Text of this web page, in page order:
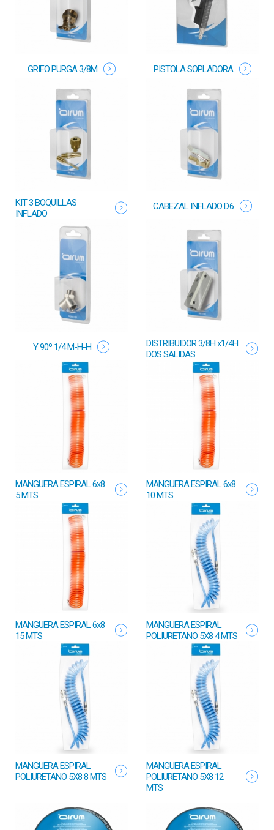
GRIFO PURGA 3/8M PISTOLA SOPLADORA
KIT 3 BOQUILLAS
INFLADO
CABEZAL INFLADO D.6
Y 90º 1/4 M-H-H
DISTRIBUIDOR 3/8H x1/4H
DOS SALIDAS
MANGUERA ESPIRAL 6x8
5 MTS
MANGUERA ESPIRAL 6x8
10 MTS
MANGUERA ESPIRAL 6x8
15 MTS
MANGUERA ESPIRAL
POLIURETANO 5X8 4 MTS
MANGUERA ESPIRAL
POLIURETANO 5X8 8 MTS
MANGUERA ESPIRAL
POLIURETANO 5X8 12
MTS